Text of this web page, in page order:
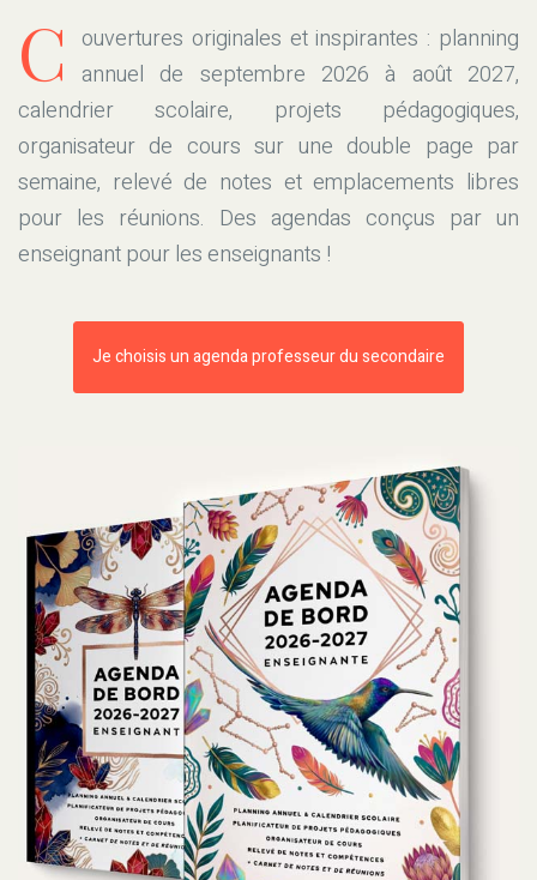
C
ouvertures originales et inspirantes : planning
annuel de septembre 2026 à août 2027,
calendrier scolaire, projets pédagogiques,
organisateur de cours sur une double page par
semaine, relevé de notes et emplacements libres
pour les réunions. Des agendas conçus par un
enseignant pour les enseignants !
Je choisis un agenda professeur du secondaire